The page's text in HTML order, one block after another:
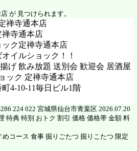
が 見つけられます。
禅寺通本店
寺通本店
ク定禅寺通本店
イルショック！！
げ 飲み放題 送別会 歓迎会 居酒屋
ック 定禅寺通本店
4-10-11毎日ビル1階
224 022 宮城県仙台市青葉区 2026.07.20
特典 特別 おトク 割引 価格 価格帯 金額 料
コース 食事 掘りごたつ 掘りこたつ 限定